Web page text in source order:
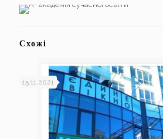
Схожі
15.11.2021